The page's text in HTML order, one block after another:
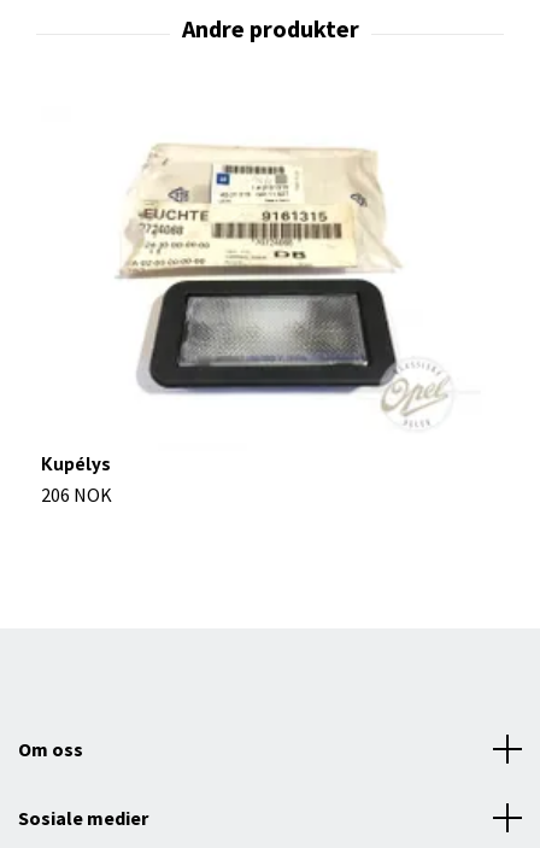
Kupélys
206 NOK
Om oss
Sosiale medier